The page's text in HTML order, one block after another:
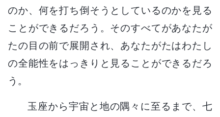
のか、何を打ち倒そうとしているのかを見る
ことができるだろう。そのすべてがあなたが
たの目の前で展開され、あなたがたはわたし
の全能性をはっきりと見ることができるだろ
う。
玉座から宇宙と地の隅々に至るまで、七